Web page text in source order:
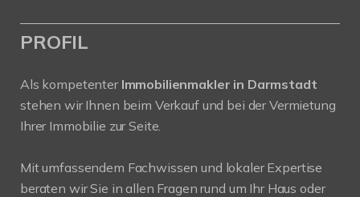
PROFIL
Als kompetenter Immobilienmakler in Darmstadt
stehen wir Ihnen beim Verkauf und bei der Vermietung
Ihrer Immobilie zur Seite.
Mit umfassendem Fachwissen und lokaler Expertise
beraten wir Sie in allen Fragen rund um Ihr Haus oder